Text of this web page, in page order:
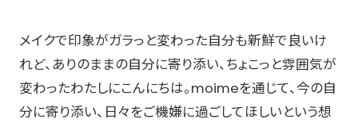
メイクで印象がガラっと変わった自分も新鮮で良いけ
れど、ありのままの自分に寄り添い、ちょこっと雰囲気が
変わったわたしにこんにちは。moimeを通じて、今の自
分に寄り添い、日々をご機嫌に過ごしてほしいという想